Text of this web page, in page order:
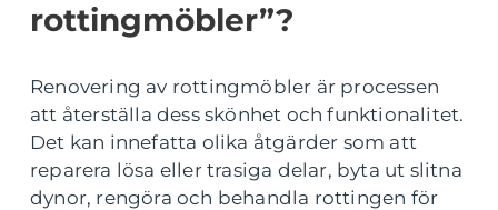
rottingmöbler”?
Renovering av rottingmöbler är processen
att återställa dess skönhet och funktionalitet.
Det kan innefatta olika åtgärder som att
reparera lösa eller trasiga delar, byta ut slitna
dynor, rengöra och behandla rottingen för